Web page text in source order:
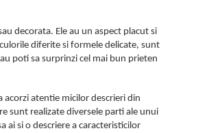
decorata. Ele au un aspect placut si
diferite si formele delicate, sunt
poti sa surprinzi cel mai bun prieten
atentie micilor descrieri din
sunt realizate diversele parti ale unui
ai si o descriere a caracteristicilor